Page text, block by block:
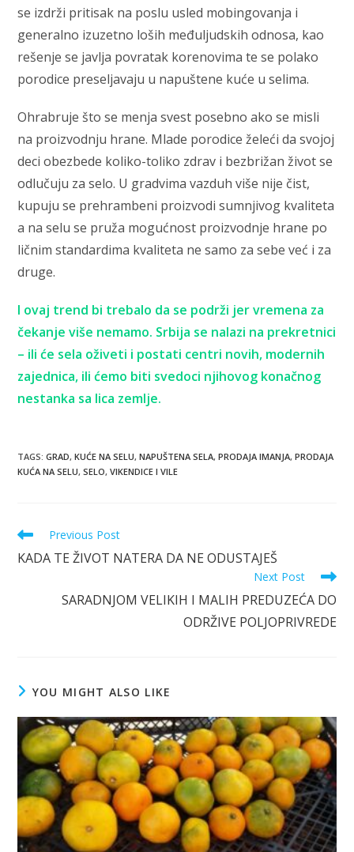
se izdrži pritisak na poslu usled mobingovanja i
generalno izuzetno loših međuljudskih odnosa, kao
rešenje se javlja povratak korenovima te se polako
porodice preseljavaju u napuštene kuće u selima.
Ohrabruje što se menja svest posebno ako se misli
na proizvodnju hrane. Mlade porodice želeći da svojoj
deci obezbede koliko-toliko zdrav i bezbrižan život se
odlučuju za selo. U gradvima vazduh više nije čist,
kupuju se prehrambeni proizvodi sumnjivog kvaliteta
a na selu se pruža mogućnost proizvodnje hrane po
ličnim standardima kvaliteta ne samo za sebe već i za
druge.
I ovaj trend bi trebalo da se podrži jer vremena za
čekanje više nemamo. Srbija se nalazi na prekretnici
– ili će sela oživeti i postati centri novih, modernih
zajednica, ili ćemo biti svedoci njihovog konačnog
nestanka sa lica zemlje.
TAGS:GRAD, KUĆE NA SELU, NAPUŠTENA SELA, PRODAJA IMANJA, PRODAJA
KUĆA NA SELU, SELO, VIKENDICE I VILE
Read
articles
Previous Post
KADA TE ŽIVOT NATERA DA NE ODUSTAJEŠ
Next Post
SARADNJOM VELIKIH I MALIH PREDUZEĆA DO
ODRŽIVE POLJOPRIVREDE
YOU MIGHT ALSO LIKE